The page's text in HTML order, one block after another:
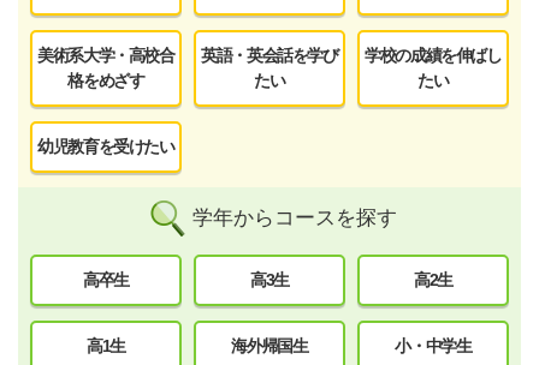
美術系大学・高校合
格をめざす
英語・英会話を学び
たい
学校の成績を伸ばし
たい
幼児教育を受けたい
学年からコースを探す
高卒生 高3生 高2生
高1生 海外帰国生 小・中学生